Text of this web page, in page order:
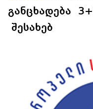
განცხადება
შესახებ